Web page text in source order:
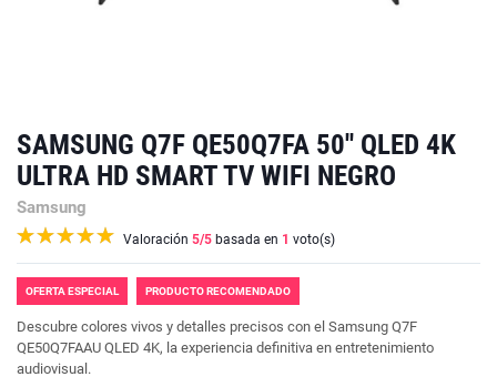
SAMSUNG Q7F QE50Q7FA 50'' QLED 4K
ULTRA HD SMART TV WIFI NEGRO
Samsung
Valoración 5/5 basada en 1 voto(s)
OFERTA ESPECIAL PRODUCTO RECOMENDADO
Descubre colores vivos y detalles precisos con el Samsung Q7F
QE50Q7FAAU QLED 4K, la experiencia definitiva en entretenimiento
audiovisual.